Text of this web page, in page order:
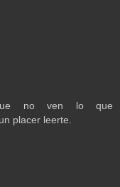
no ven lo que
placer leerte.